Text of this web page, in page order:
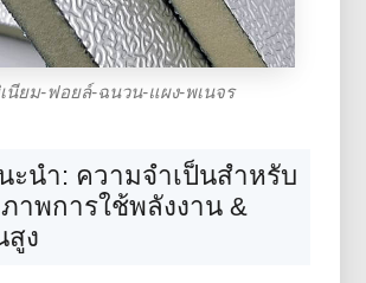
นียม-ฟอยล์-ฉนวน-แผง-พเนจร
ะนำ: ความจำเป็นสำหรับ
าพการใช้พลังงาน &
ง